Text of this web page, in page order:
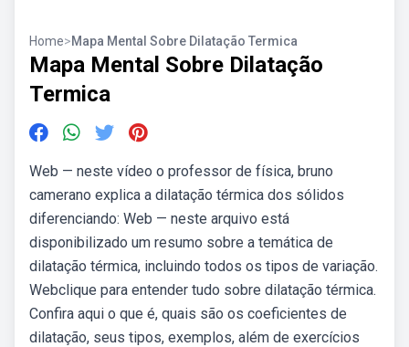
Home>Mapa Mental Sobre Dilatação Termica
Mapa Mental Sobre Dilatação
Termica
Web — neste vídeo o professor de física, bruno
camerano explica a dilatação térmica dos sólidos
diferenciando: Web — neste arquivo está
disponibilizado um resumo sobre a temática de
dilatação térmica, incluindo todos os tipos de variação.
Webclique para entender tudo sobre dilatação térmica.
Confira aqui o que é, quais são os coeficientes de
dilatação, seus tipos, exemplos, além de exercícios